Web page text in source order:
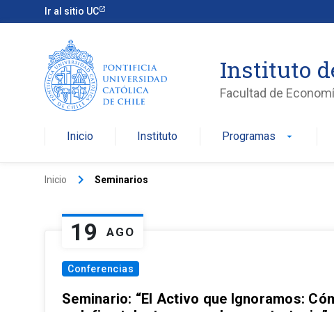
Ir al sitio UC
Instituto
Facultad de
Inicio Instituto Programas arrow_drop_down
Inicio keyboard_arrow_right Seminarios
19 AGO
Conferencias
Seminario: “El Activo que Ignoramos: